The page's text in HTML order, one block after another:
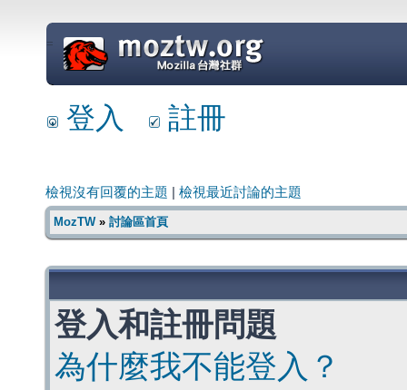
=
登入 註冊
檢視沒有回覆的主題 檢視最近討論的主題
MozTW» 討論區首頁
登入和註冊問題
為什麼我不能登入？